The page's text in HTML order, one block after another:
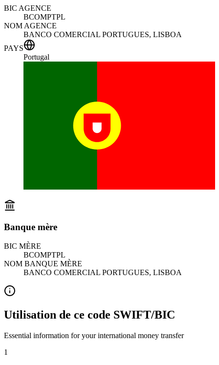
BIC AGENCE
BCOMPTPL
NOM AGENCE
BANCO COMERCIAL PORTUGUES, LISBOA
PAYS
Portugal
Banque mère
BIC MÈRE
BCOMPTPL
NOM BANQUE MÈRE
BANCO COMERCIAL PORTUGUES, LISBOA
Utilisation de ce code SWIFT/BIC
Essential information for your international money transfer
1